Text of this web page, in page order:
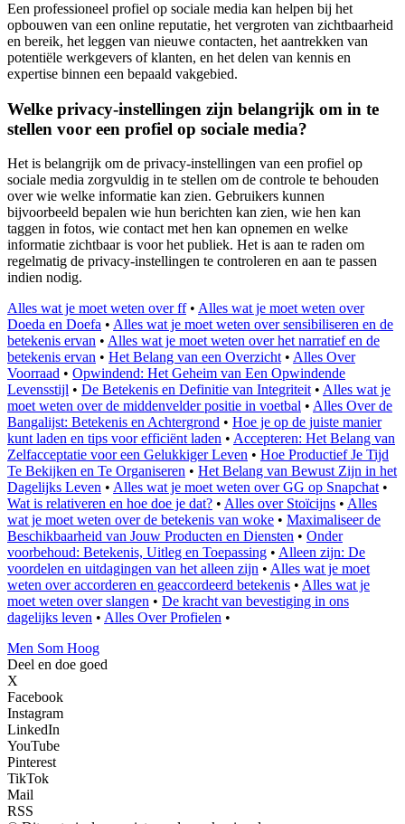
Een professioneel profiel op sociale media kan helpen bij het
opbouwen van een online reputatie, het vergroten van zichtbaarheid
en bereik, het leggen van nieuwe contacten, het aantrekken van
potentiële werkgevers of klanten, en het delen van kennis en
expertise binnen een bepaald vakgebied.
Welke privacy-instellingen zijn belangrijk om in te
stellen voor een profiel op sociale media?
Het is belangrijk om de privacy-instellingen van een profiel op
sociale media zorgvuldig in te stellen om de controle te behouden
over wie welke informatie kan zien. Gebruikers kunnen
bijvoorbeeld bepalen wie hun berichten kan zien, wie hen kan
taggen in fotos, wie contact met hen kan opnemen en welke
informatie zichtbaar is voor het publiek. Het is aan te raden om
regelmatig de privacy-instellingen te controleren en aan te passen
indien nodig.
Alles wat je moet weten over ff• Alles wat je moet weten over
Doeda en Doefa • Alles wat je moet weten over sensibiliseren en de
betekenis ervan • Alles wat je moet weten over het narratief en de
betekenis ervan • Het Belang van een Overzicht • Alles Over
Voorraad • Opwindend: Het Geheim van Een Opwindende
Levensstijl • De Betekenis en Definitie van Integriteit • Alles wat je
moet weten over de middenvelder positie in voetbal • Alles Over de
Bangalijst: Betekenis en Achtergrond • Hoe je op de juiste manier
kunt laden en tips voor efficiënt laden • Accepteren: Het Belang van
Zelfacceptatie voor een Gelukkiger Leven • Hoe Productief Je Tijd
Te Bekijken en Te Organiseren • Het Belang van Bewust Zijn in het
Dagelijks Leven • Alles wat je moet weten over GG op Snapchat •
Wat is relativeren en hoe doe je dat? • Alles over Stoïcijns • Alles
wat je moet weten over de betekenis van woke • Maximaliseer de
Beschikbaarheid van Jouw Producten en Diensten • Onder
voorbehoud: Betekenis, Uitleg en Toepassing • Alleen zijn: De
voordelen en uitdagingen van het alleen zijn • Alles wat je moet
weten over accorderen en geaccordeerd betekenis • Alles wat je
moet weten over slangen • De kracht van bevestiging in ons
dagelijks leven • Alles Over Profielen •
Men Som Hoog
Deel en doe goed
X
Facebook
Instagram
LinkedIn
YouTube
Pinterest
TikTok
Mail
RSS